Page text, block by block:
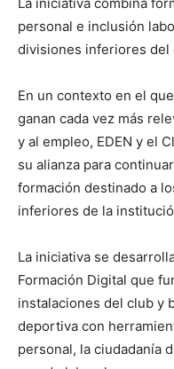
personal e inclusión
divisiones inferiores del
En un contexto en el
ganan cada vez más
y al empleo, EDEN y el
su alianza para
formación destinado a
inferiores de la
La iniciativa se
Formación Digital que
instalaciones del club y
deportiva con
personal, la ciudadanía